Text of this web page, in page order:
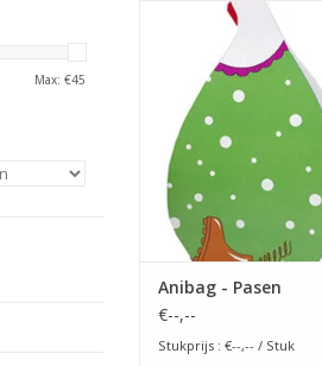
Max: €45
Kartonnen cover
blokbodemzakje
TOEVOEGEN AAN
Anibag - Pasen
€--,--
Stukprijs : €--,-- / Stuk